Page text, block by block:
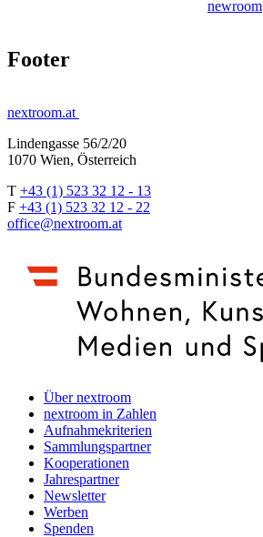
newroom
Footer
nextroom.at
Lindengasse 56/2/20
1070 Wien, Österreich
T +43 (1) 523 32 12 - 13
F +43 (1) 523 32 12 - 22
office@nextroom.at
Über nextroom
nextroom in Zahlen
Aufnahmekriterien
Sammlungspartner
Kooperationen
Jahrespartner
Newsletter
Werben
Spenden